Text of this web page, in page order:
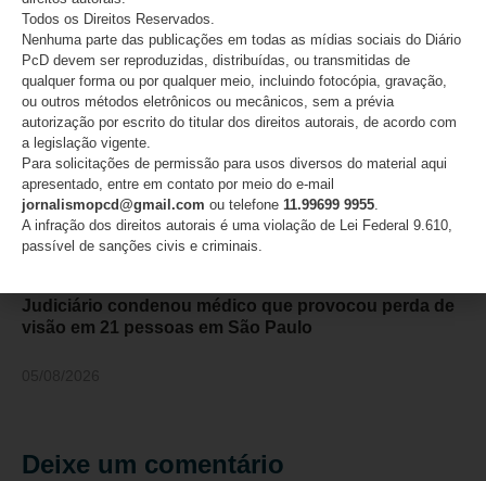
06/08/2026
Judiciário condenou médico que provocou perda de
visão em 21 pessoas em São Paulo
Deixe um comentário
Todos os Direitos Reservados.
Nenhuma parte das publicações em todas as mídias sociais do Diário
PcD devem ser reproduzidas, distribuídas, ou transmitidas de
qualquer forma ou por qualquer meio, incluindo fotocópia, gravação,
ou outros métodos eletrônicos ou mecânicos, sem a prévia
autorização por escrito do titular dos direitos autorais, de acordo com
a legislação vigente.
Para solicitações de permissão para usos diversos do material aqui
apresentado, entre em contato por meio do e-mail
jornalismopcd@gmail.com ou telefone 11.99699 9955.
A infração dos direitos autorais é uma violação de Lei Federal 9.610,
passível de sanções civis e criminais.